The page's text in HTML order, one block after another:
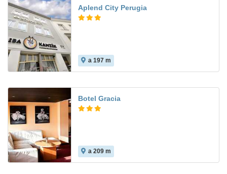
Aplend City Perugia
a 197 m
Botel Gracia
a 209 m